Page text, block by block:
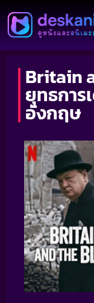
Britain
ยุทธกา
อังกฤษ